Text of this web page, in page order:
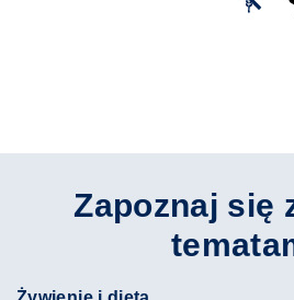
Zapoznaj się